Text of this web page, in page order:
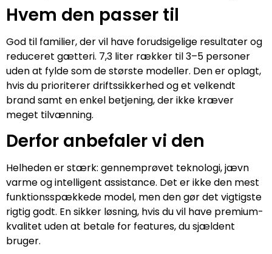
Hvem den passer til
God til familier, der vil have forudsigelige resultater og
reduceret gætteri. 7,3 liter rækker til 3–5 personer
uden at fylde som de største modeller. Den er oplagt,
hvis du prioriterer driftssikkerhed og et velkendt
brand samt en enkel betjening, der ikke kræver
meget tilvænning.
Derfor anbefaler vi den
Helheden er stærk: gennemprøvet teknologi, jævn
varme og intelligent assistance. Det er ikke den mest
funktionsspækkede model, men den gør det vigtigste
rigtig godt. En sikker løsning, hvis du vil have premium-
kvalitet uden at betale for features, du sjældent
bruger.